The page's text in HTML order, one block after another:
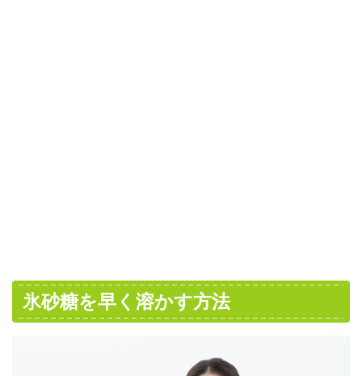
氷砂糖を早く溶かす方法